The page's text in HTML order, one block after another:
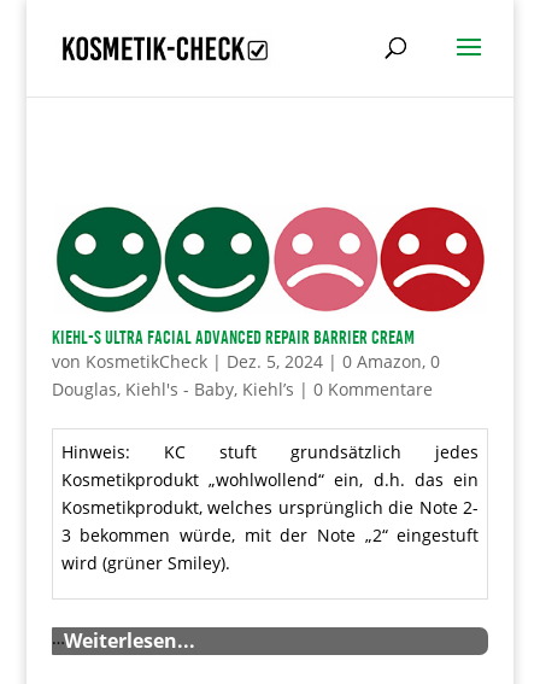
Kiehl-s Ultra Facial Advanced Repair Barrier Cream
von KosmetikCheck| Dez. 5, 2024| 0 Amazon, 0
Douglas, Kiehl's - Baby, Kiehl’s | 0 Kommentare
Hinweis: KC stuft grundsätzlich jedes
Kosmetikprodukt „wohlwollend“ ein, d.h. das ein
Kosmetikprodukt, welches ursprünglich die Note 2-
3 bekommen würde, mit der Note „2“ eingestuft
wird (grüner Smiley).
…Weiterlesen...